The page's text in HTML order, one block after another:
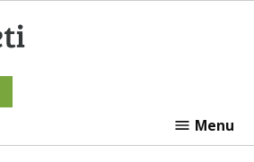
Menu